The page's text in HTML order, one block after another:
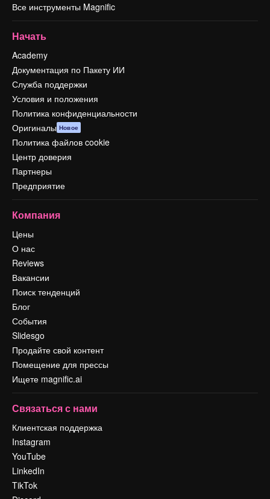
Все инструменты Magnific
Начать
Academy
Документация по Пакету ИИ
Служба поддержки
Условия и положения
Политика конфиденциальности
Оригиналы Новое
Политика файлов cookie
Центр доверия
Партнеры
Предприятие
Компания
Цены
О нас
Reviews
Вакансии
Поиск тенденций
Блог
События
Slidesgo
Продайте свой контент
Помещение для прессы
Ищете magnific.ai
Связаться с нами
Клиентская поддержка
Instagram
YouTube
LinkedIn
TikTok